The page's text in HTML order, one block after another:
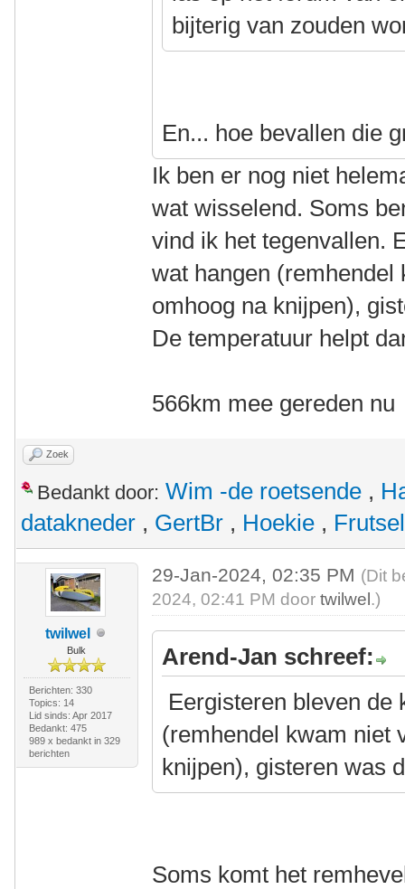
bijterig van zouden
En... hoe bevallen die
Ik ben er nog niet
wat wisselend. Soms
vind ik het tegenvallen.
wat hangen
omhoog na knijpen),
De temperatuur helpt
566km mee gereden nu
Zoek
Bedankt door: Wim -de roetsende ,
datakneder , GertBr , Hoekie , Frutsel
twilwel
Bulk
Berichten: 330
Topics: 14
Lid sinds: Apr 2017
Bedankt: 475
989 x bedankt in 329
berichten
29-Jan-2024, 02:35 PM (Dit
2024, 02:41 PM doortwilwel.)
Arend-Jan schreef:
Eergisteren bleven de
(remhendel kwam niet
knijpen), gisteren was
Soms komt het